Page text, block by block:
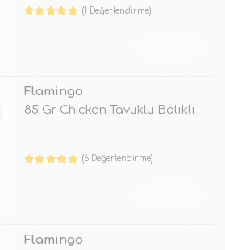
(1 Değerlendirme)
Flamingo
85 Gr Chicken Tavuklu Balıklı
(6 Değerlendirme)
Flamingo